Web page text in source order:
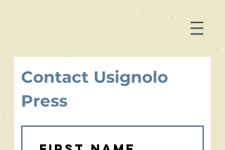
Contact Usignolo
Press